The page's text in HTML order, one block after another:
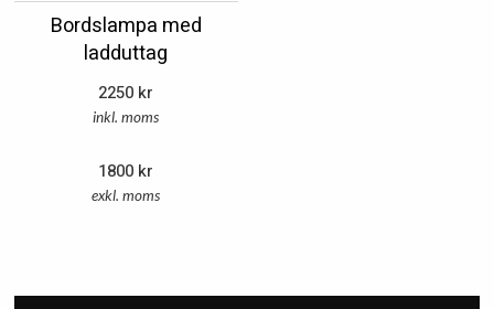
Bordslampa med
ladduttag
2250 kr
inkl. moms
1800 kr
exkl. moms